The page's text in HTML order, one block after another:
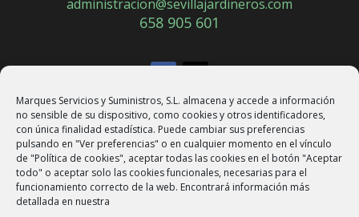
Marques Servicios y Suministros, S.L. almacena y accede a información
no sensible de su dispositivo, como cookies y otros identificadores,
con única finalidad estadística. Puede cambiar sus preferencias
pulsando en "Ver preferencias" o en cualquier momento en el vínculo
de "Política de cookies", aceptar todas las cookies en el botón "Aceptar
todo" o aceptar solo las cookies funcionales, necesarias para el
funcionamiento correcto de la web. Encontrará información más
detallada en nuestra
administracion@sevillajardineros.com
658 905 601
Aviso Legal–Política de cookies–Política de